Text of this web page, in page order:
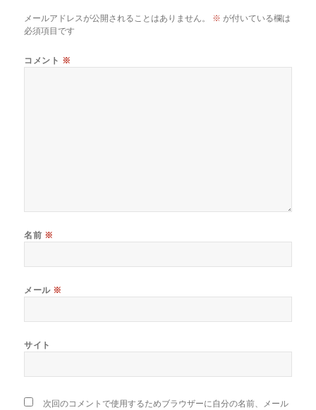
メールアドレスが公開されることはありません。 ※ が付いている欄は
必須項目です
コメント ※
名前 ※
メール ※
サイト
次回のコメントで使用するためブラウザーに自分の名前、メール